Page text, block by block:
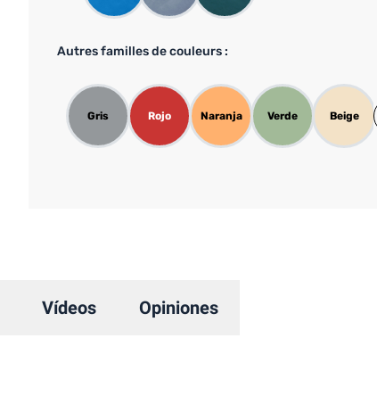
Autres familles de couleurs :
Gris Rojo Naranja Verde Beige
Vídeos Opiniones